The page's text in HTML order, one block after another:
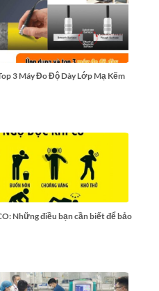
3 Máy Đo Độ Dày Lớp Mạ Kẽm
Những điều bạn cần biết để bảo